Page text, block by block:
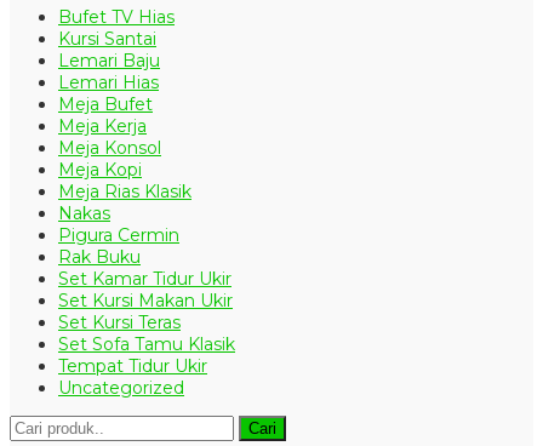
Bufet TV Hias
Kursi Santai
Lemari Baju
Lemari Hias
Meja Bufet
Meja Kerja
Meja Konsol
Meja Kopi
Meja Rias Klasik
Nakas
Pigura Cermin
Rak Buku
Set Kamar Tidur Ukir
Set Kursi Makan Ukir
Set Kursi Teras
Set Sofa Tamu Klasik
Tempat Tidur Ukir
Uncategorized
Cari